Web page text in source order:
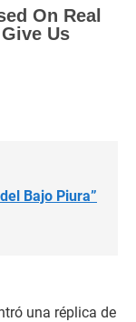
Bajo Piura”
una réplica de